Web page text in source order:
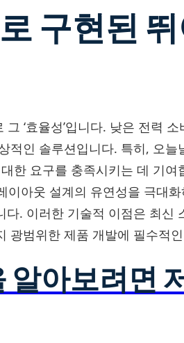
구현된
그 ‘효율성’입니다. 낮은 전력
적인 솔루션입니다. 특히, 오늘
한 요구를 충족시키는 데 기여
이아웃 설계의 유연성을 극대
. 이러한 기술적 이점은 최신
광범위한 제품 개발에 필수적
알아보려면